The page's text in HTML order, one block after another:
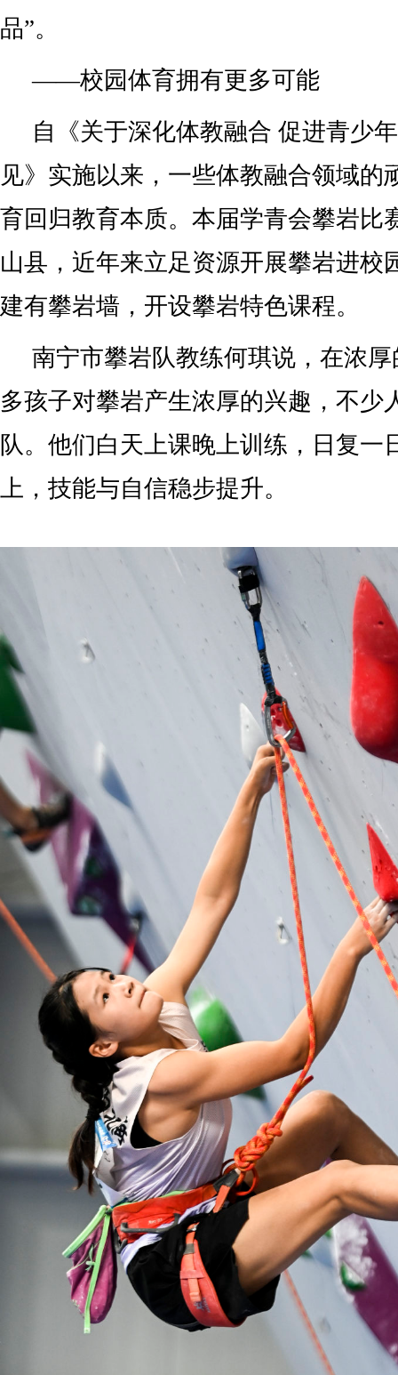
品”。
——校园体育拥有更多可能
自《关于深化体教融合 促进青少
见》实施以来，一些体教融合领域的
育回归教育本质。本届学青会攀岩比
山县，近年来立足资源开展攀岩进校
建有攀岩墙，开设攀岩特色课程。
南宁市攀岩队教练何琪说，在浓
多孩子对攀岩产生浓厚的兴趣，不少
队。他们白天上课晚上训练，日复一
上，技能与自信稳步提升。